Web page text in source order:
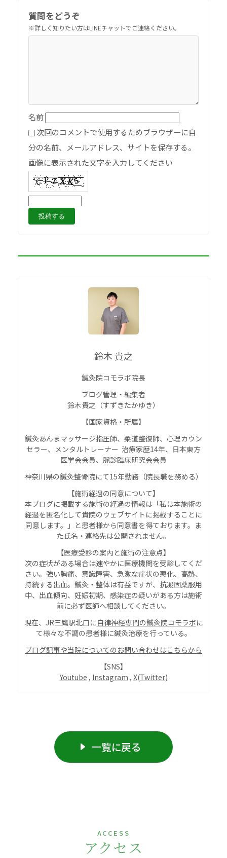
質問をどうぞ
名前
次回のコメントで使用するためブラウザーに自
分の名前、メールアドレス、サイトを保存する。
画像に表示された文字を入力してください
鈴木 貴之
鍼灸院コモラボ院長
ブログ管理・編集者
鈴木貴之（すずきたかゆき）
【国家資格・所属】
鍼灸あんまマッサージ指圧師、柔道整復師、心理カウン
セラー、メンタルトレーナー 治療家歴14年、日本東方
医学会会員、脈診臨床研究会会員
神奈川県の鍼灸整骨院にて15年勤務（院長職を務める）
【施術経過の同意について】
本ブログに掲載する施術の経過の情報は「私は本施術の
経過を匿名化して貴院のウェブサイトに掲載することに
同意します。」と患者様から同意書を得ております。ま
た氏名・連絡先は公開されません。
【医療受診の案内と施術の注意点】
次の症状がある場合は速やかに医療機関を受診してくだ
さい。強い胸痛、意識障害、急激な症状の悪化、高熱、
持続する出血。鍼灸・整体は有益ですが、抗凝固薬服用
中、出血傾向、妊娠初期、感染症の疑いがある方は施術
前に必ず医師へ相談してください。
現在、JR三鷹駅北口に自律神経専門の鍼灸院コモラボに
て様々な不調の患者様に鍼灸治療を行っている。
ブログ記事や当院についてのお問い合わせはこちらから
【SNS】
Youtube , Instagram , X(Twitter)
一覧に戻る
ACCESS
アクセス